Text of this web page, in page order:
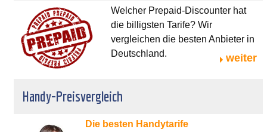
Welcher Prepaid-Discounter hat
die billigsten Tarife? Wir
vergleichen die besten Anbieter in
Deutschland.
weiter
Handy-Preisvergleich
Die besten Handytarife